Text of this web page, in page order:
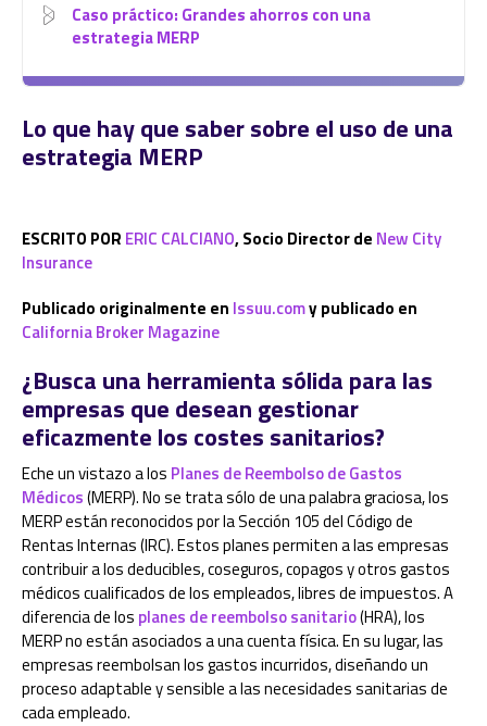
Caso práctico: Grandes ahorros con una
estrategia MERP
Lo que hay que saber sobre el uso de una
estrategia MERP
ESCRITO POR ERIC CALCIANO, Socio Director de New City
Insurance
Publicado originalmente en Issuu.comy publicado en
California Broker Magazine
¿Busca una herramienta sólida para las
empresas que desean gestionar
eficazmente los costes sanitarios?
Eche un vistazo a los Planes de Reembolso de Gastos
Médicos(MERP). No se trata sólo de una palabra graciosa, los
MERP están reconocidos por la Sección 105 del Código de
Rentas Internas (IRC). Estos planes permiten a las empresas
contribuir a los deducibles, coseguros, copagos y otros gastos
médicos cualificados de los empleados, libres de impuestos. A
diferencia de los planes de reembolso sanitario(HRA), los
MERP no están asociados a una cuenta física. En su lugar, las
empresas reembolsan los gastos incurridos, diseñando un
proceso adaptable y sensible a las necesidades sanitarias de
cada empleado.